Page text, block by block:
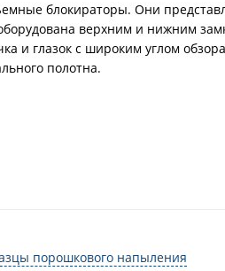
блокираторы. Они
верхним и нижним
и глазок с широким углом
полотна.
порошкового напыления